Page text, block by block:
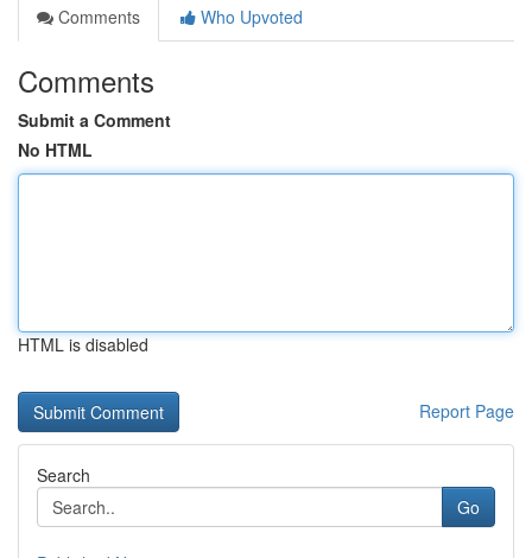
Comments
Who Upvoted
Comments
Submit a Comment
No HTML
HTML is disabled
Report Page
Search
Go